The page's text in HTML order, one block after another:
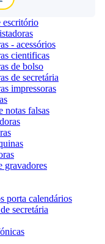
escritório
- acessórios
cientificas
de bolso
de secretária
impressoras
notas falsas
gravadores
porta calendários
secretária